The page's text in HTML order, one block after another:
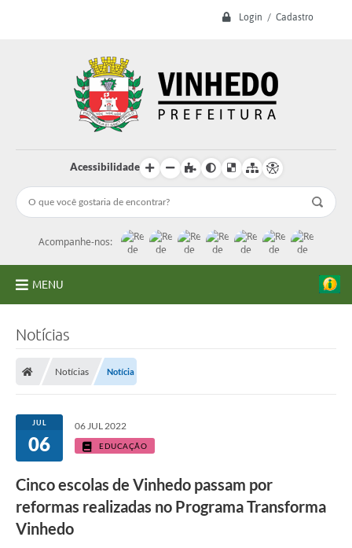
Login / Cadastro
Acessibilidade
Acompanhe-nos:
MENU
Licitações
Transparência
Concursos e Processos Seletivos
Notícias
Notícias Notícia
JUL
06
06 JUL 2022
EDUCAÇÃO
Cinco escolas de Vinhedo passam por
reformas realizadas no Programa Transforma
Vinhedo